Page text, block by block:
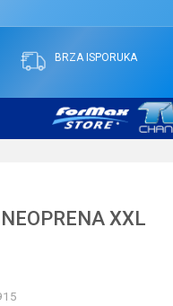
BRZA ISPORUKA
XXL